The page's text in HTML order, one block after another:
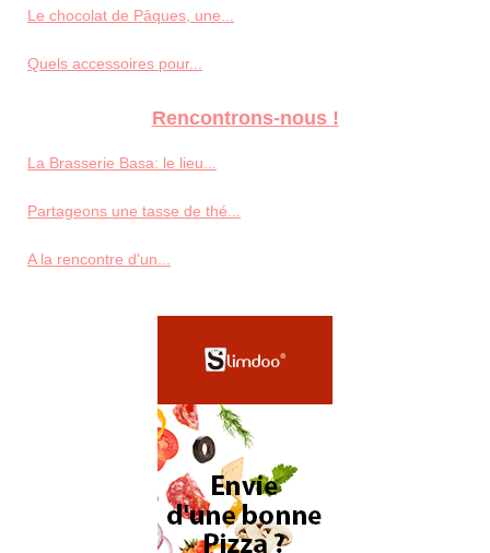
Le chocolat de Pâques, une...
Quels accessoires pour...
Rencontrons-nous !
La Brasserie Basa: le lieu...
Partageons une tasse de thé...
A la rencontre d'un...